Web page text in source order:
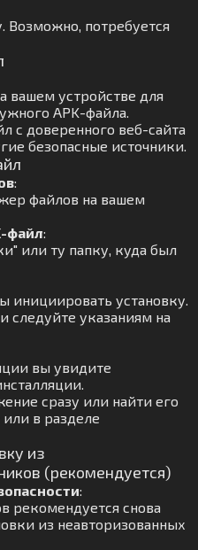
Возможно, потребуется
вашем устройстве для
APK-файла.
с доверенного веб-сайта
безопасные источники.
:
файлов на вашем
файл:
или ту папку, куда был
инициировать установку.
следуйте указаниям на
вы увидите
сразу или найти его
в разделе
из
(рекомендуется)
:
рекомендуется снова
из неавторизованных